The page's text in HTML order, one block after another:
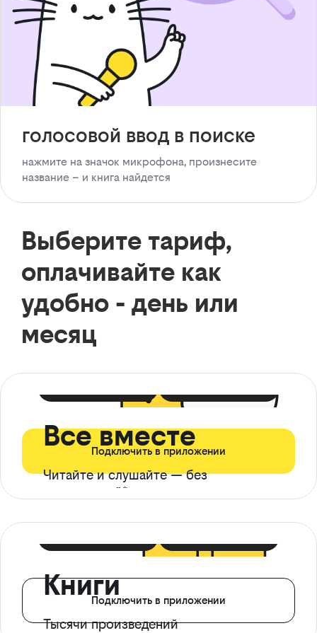
голосовой ввод в поиске
нажмите на значок микрофона, произнесите
название – и книга найдется
Выберите тариф,
оплачивайте как
удобно - день или
месяц
Все вместе
Читайте и слушайте — без
ограничений*
Подключить в приложении
Книги
Тысячи произведений
Подключить в приложении